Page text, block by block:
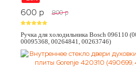
600 p 800 p
Ручка для холодильника Bosch 096110
00095368, 00264841, 00263746)